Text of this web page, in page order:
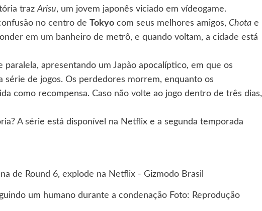
trazArisu, um jovem japonês viciado em vídeogame.
no centro de Tokyo com seus melhores amigos, Chota e
em um banheiro de metrô, e quando voltam, a cidade está
apresentando um Japão apocalíptico, em que os
série de jogos. Os perdedores morrem, enquanto os
como recompensa. Caso não volte ao jogo dentro de três dias,
A série está disponível na Netflix e a segunda temporada
um humano durante a condenação Foto: Reprodução